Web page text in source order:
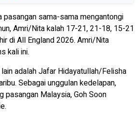
sama-sama mengantongi
Amri/Nita kalah 17-21, 21-18, 15-21
di All England 2026. Amri/Nita
kali ini.
adalah Jafar Hidayatullah/Felisha
Sebagai unggulan kedelapan,
pasangan Malaysia, Goh Soon